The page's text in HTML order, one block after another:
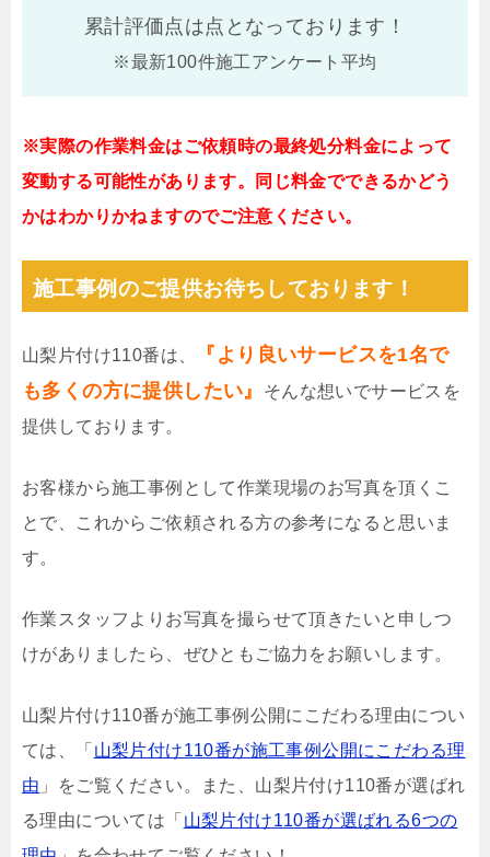
累計評価点は点となっております！
※最新100件施工アンケート平均
※実際の作業料金はご依頼時の最終処分料金によって
変動する可能性があります。同じ料金でできるかどう
かはわかりかねますのでご注意ください。
施工事例のご提供お待ちしております！
山梨片付け110番は、
『より良いサービスを1名で
も多くの方に提供したい』
そんな想いでサービスを
提供しております。
お客様から施工事例として作業現場のお写真を頂くこ
とで、これからご依頼される方の参考になると思いま
す。
作業スタッフよりお写真を撮らせて頂きたいと申しつ
けがありましたら、ぜひともご協力をお願いします。
山梨片付け110番が施工事例公開にこだわる理由につい
ては、「 山梨片付け110番が施工事例公開にこだわる理
由 」をご覧ください。また、山梨片付け110番が選ばれ
る理由については「 山梨片付け110番が選ばれる6つの